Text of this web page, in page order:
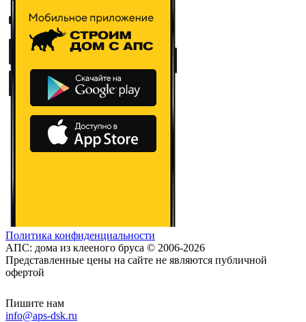
Политика конфиденциальности
АПС: дома из клееного бруса © 2006-2026
Представленные цены на сайте не являются публичной
офертой
Пишите нам
info@aps-dsk.ru